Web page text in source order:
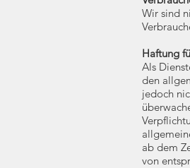
Wir sind
Haftung
Als
den
jedoch
ab dem
von